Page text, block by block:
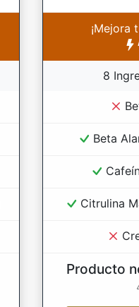
¡Mejora
8
Beta
Citrulina
Producto